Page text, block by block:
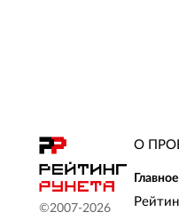
©2007-2026
О
Главное